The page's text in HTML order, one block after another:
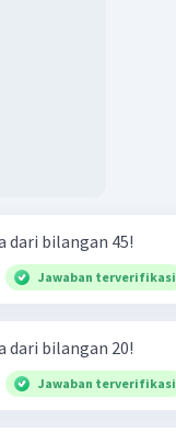
bilangan 45!
Jawaban terverifikasi
bilangan 20!
Jawaban terverifikasi